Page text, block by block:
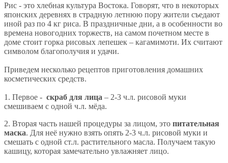
Рис - это хлебная культура Востока. Говорят, что в некоторых
японских деревнях в страдную летнюю пору жители съедают
иной раз по 4 кг риса. В праздничные дни, а в особенности во
времена новогодних торжеств, на самом почетном месте в
доме стоит горка рисовых лепешек – кагамимоти. Их считают
символом благополучия и удачи.
Приведем несколько рецептов приготовления домашних
косметических средств.
1. Первое - скраб для лица – 2-3 ч.л. рисовой муки
смешиваем с одной ч.л. мёда.
2. Вторая часть нашей процедуры за лицом, это питательная
маска. Для неё нужно взять опять 2-3 ч.л. рисовой муки и
смешать с одной ст.л. растительного масла. Получаем такую
кашицу, которая замечательно увлажняет лицо.